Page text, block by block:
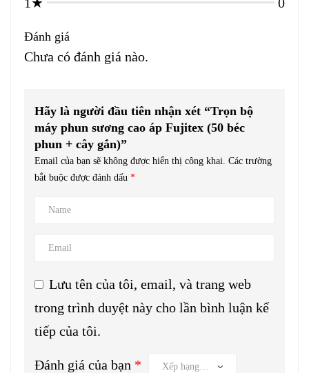
Đánh giá
Chưa có đánh giá nào.
Hãy là người đầu tiên nhận xét “Trọn bộ
máy phun sương cao áp Fujitex (50 béc
phun + cây gắn)”
Email của bạn sẽ không được hiển thị công khai. Các trường
bắt buộc được đánh dấu *
Lưu tên của tôi, email, và trang web
trong trình duyệt này cho lần bình luận kế
tiếp của tôi.
Đánh giá của bạn *